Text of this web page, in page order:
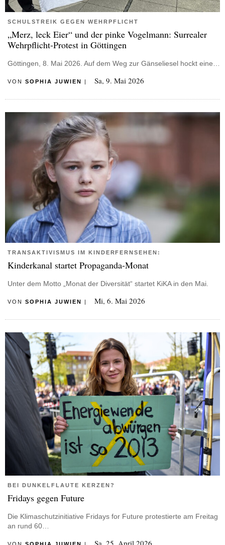
SCHULSTREIK GEGEN WEHRPFLICHT
„Merz, leck Eier“ und der pinke Vogelmann: Surrealer
Wehrpflicht-Protest in Göttingen
Göttingen, 8. Mai 2026. Auf dem Weg zur Gänseliesel hockt eine…
VON SOPHIA JUWIEN | Sa, 9. Mai 2026
TRANSAKTIVISMUS IM KINDERFERNSEHEN:
Kinderkanal startet Propaganda-Monat
Unter dem Motto „Monat der Diversität“ startet KiKA in den Mai.
VON SOPHIA JUWIEN | Mi, 6. Mai 2026
BEI DUNKELFLAUTE KERZEN?
Fridays gegen Future
Die Klimaschutzinitiative Fridays for Future protestierte am Freitag
an rund 60…